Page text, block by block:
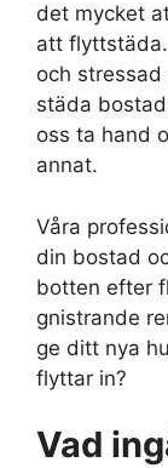
det mycket
att
och
städa
oss ta hand
annat.
Våra
din bostad
botten efter
gnistrande
ge ditt nya
flyttar in?
Vad